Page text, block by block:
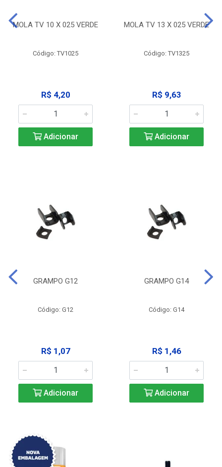
MOLA TV 10 X 025 VERDE
Código: TV1025
R$ 4,20
Adicionar
MOLA TV 13 X 025 VERDE
Código: TV1325
R$ 9,63
Adicionar
GRAMPO G12
Código: G12
R$ 1,07
Adicionar
GRAMPO G14
Código: G14
R$ 1,46
Adicionar